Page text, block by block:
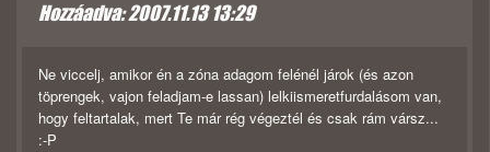
Hozzáadva: 2007.11.13 13:29
Ne viccelj, amikor én a zóna adagom felénél járok (és azon
töprengek, vajon feladjam-e lassan) lelkiismeretfurdalásom van,
hogy feltartalak, mert Te már rég végeztél és csak rám vársz...
:-P